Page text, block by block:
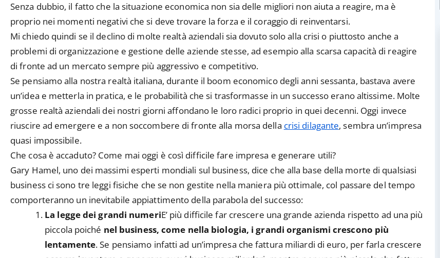
Senza dubbio, il fatto che la situazione economica non sia delle migliori non aiuta a reagire, ma è
proprio nei momenti negativi che si deve trovare la forza e il coraggio di reinventarsi.
Mi chiedo quindi se il declino di molte realtà aziendali sia dovuto solo alla crisi o piuttosto anche a
problemi di organizzazione e gestione delle aziende stesse, ad esempio alla scarsa capacità di reagire
di fronte ad un mercato sempre più aggressivo e competitivo.
Se pensiamo alla nostra realtà italiana, durante il boom economico degli anni sessanta, bastava avere
un’idea e metterla in pratica, e le probabilità che si trasformasse in un successo erano altissime. Molte
grosse realtà aziendali dei nostri giorni affondano le loro radici proprio in quei decenni. Oggi invece
riuscire ad emergere e a non soccombere di fronte alla morsa della crisi dilagante, sembra un’impresa
quasi impossibile.
Che cosa è accaduto? Come mai oggi è così difficile fare impresa e generare utili?
Gary Hamel, uno dei massimi esperti mondiali sul business, dice che alla base della morte di qualsiasi
business ci sono tre leggi fisiche che se non gestite nella maniera più ottimale, col passare del tempo
comporteranno un inevitabile appiattimento della parabola del successo:
La legge dei grandi numeriE’ più difficile far crescere una grande azienda rispetto ad una più
piccola poiché nel business, come nella biologia, i grandi organismi crescono più
lentamente. Se pensiamo infatti ad un’impresa che fattura miliardi di euro, per farla crescere